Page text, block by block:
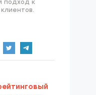
подход к